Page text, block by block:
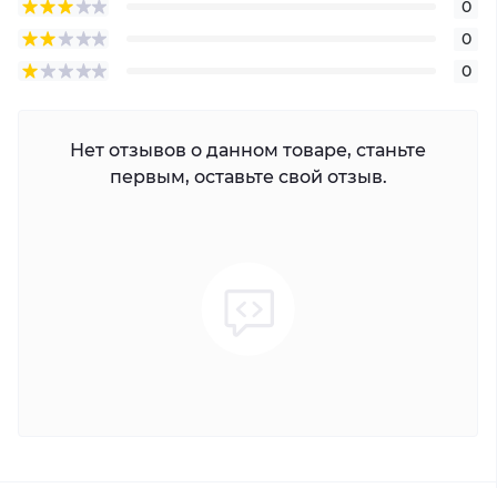
0
0
0
Нет отзывов о данном товаре, станьте
первым, оставьте свой отзыв.